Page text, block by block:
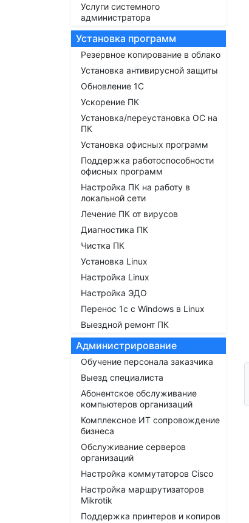
Услуги системного
администратора
Установка программ
Резервное копирование в облако
Установка антивирусной защиты
Обновление 1С
Ускорение ПК
Установка/переустановка ОС на
ПК
Установка офисных программ
Поддержка работоспособности
офисных программ
Настройка ПК на работу в
локальной сети
Лечение ПК от вирусов
Диагностика ПК
Чистка ПК
Установка Linux
Настройка Linux
Настройка ЭДО
Перенос 1с с Windows в Linux
Выездной ремонт ПК
Администрирование
Обучение персонала заказчика
Выезд специалиста
Абонентское обслуживание
компьютеров организаций
Комплексное ИТ сопровождение
бизнеса
Обслуживание серверов
организаций
Настройка коммутаторов Cisco
Настройка маршрутизаторов
Mikrotik
Поддержка принтеров и копиров